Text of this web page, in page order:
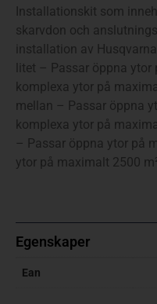
Installationskit som
skarvdon och
installation av
litet – Passar öppna
komplexa ytor på
mellan – Passar öppna
komplexa ytor på
– Passar öppna ytor på
ytor på maximalt 2500
Egenskaper
Ean